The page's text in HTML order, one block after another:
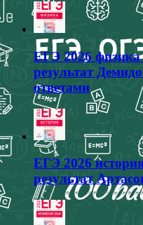
ЕГЭ 2026 физика
результат
ответами
ЕГЭ 2026
результат